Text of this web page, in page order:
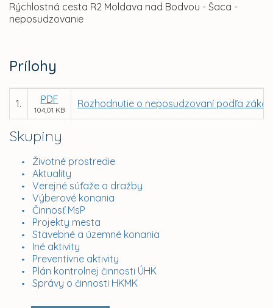
Skupiny
Životné prostredie
Aktuality
Verejné súťaže a dražby
Výberové konania
Činnosť MsP
Projekty mesta
Stavebné a územné konania
Iné aktivity
Preventívne aktivity
Plán kontrolnej činnosti ÚHK
Správy o činnosti HKMK
Rýchlostná cesta R2 Moldava nad Bodvou - Šaca -
neposudzovanie
Prílohy
1. PDF
104,01 KB
Rozhodnutie o neposudzovaní podľa